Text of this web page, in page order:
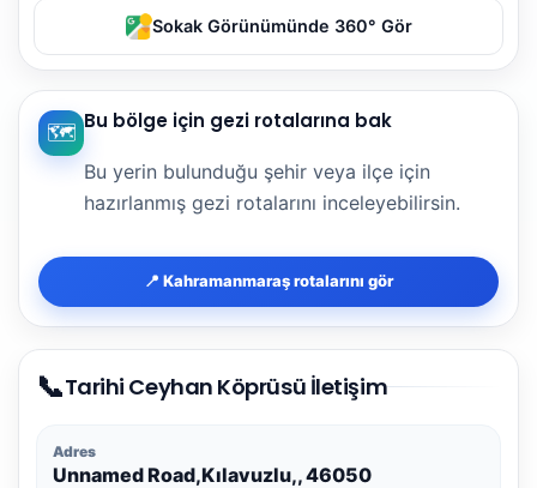
Sokak Görünümünde 360° Gör
🗺️ Bu bölge için gezi rotalarına bak
Bu yerin bulunduğu şehir veya ilçe için
hazırlanmış gezi rotalarını inceleyebilirsin.
📍 Kahramanmaraş rotalarını gör
📞Tarihi Ceyhan Köprüsü İletişim
Adres
Unnamed Road,Kılavuzlu,, 46050